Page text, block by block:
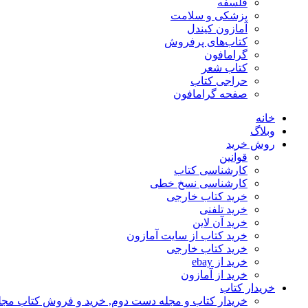
فلسفه
پزشکی و سلامت
آمازون کیندل
کتاب‌های پرفروش
گرامافون
کتاب شعر
حراجی کتاب
صفحه گرامافون
خانه
وبلاگ
روش خرید
قوانین
کارشناسی کتاب
کارشناسی نسخ خطی
خرید کتاب خارجی
خرید تلفنی
خرید آن لاین
خرید کتاب از سایت آمازون
خرید کتاب خارجی
خرید از ebay
خرید از آمازون
خریدار کتاب
خریدار کتاب و مجله دست دوم, خرید و فروش کتاب